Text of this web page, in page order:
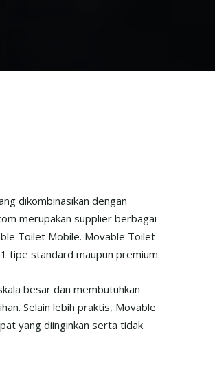
dikombinasikan dengan
merupakan supplier berbagai
Toilet Mobile. Movable Toilet
tipe standard maupun premium.
besar dan membutuhkan
Selain lebih praktis, Movable
yang diinginkan serta tidak